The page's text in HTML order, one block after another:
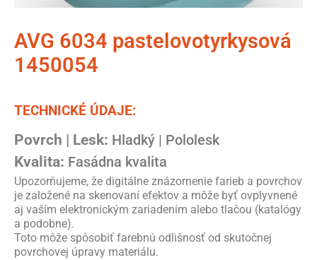
AVG 6034 pastelovotyrkysová
1450054
TECHNICKÉ ÚDAJE:
Povrch | Lesk: Hladký | Pololesk
Kvalita: Fasádna kvalita
Upozorňujeme, že digitálne znázornenie farieb a povrchov
je založené na skenovaní efektov a môže byť ovplyvnené
aj vaším elektronickým zariadením alebo tlačou (katalógy
a podobne).
Toto môže spôsobiť farebnú odlišnosť od skutočnej
povrchovej úpravy materiálu.